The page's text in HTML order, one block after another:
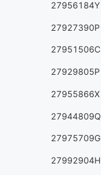
27956184Y
27927390P
27951506C
27929805P
27955866X
27944809Q
27975709G
27992904H